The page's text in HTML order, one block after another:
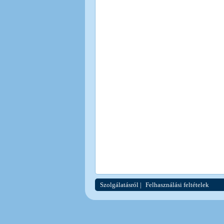
Szolgálatásról | Felhasználási feltételek